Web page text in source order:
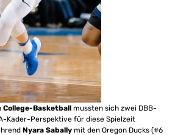
College-Basketball mussten sich zwei DBB-
Kader-Perspektive für diese Spielzeit
Nyara Sabally mit den Oregon Ducks (#6